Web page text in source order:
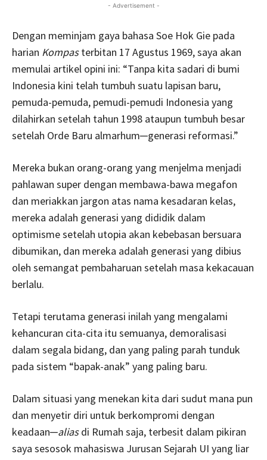
- Advertisement -
Dengan meminjam gaya bahasa Soe Hok Gie pada
harian Kompasterbitan 17 Agustus 1969, saya akan
memulai artikel opini ini: “Tanpa kita sadari di bumi
Indonesia kini telah tumbuh suatu lapisan baru,
pemuda-pemuda, pemudi-pemudi Indonesia yang
dilahirkan setelah tahun 1998 ataupun tumbuh besar
setelah Orde Baru almarhum─generasi reformasi.”
Mereka bukan orang-orang yang menjelma menjadi
pahlawan super dengan membawa-bawa megafon
dan meriakkan jargon atas nama kesadaran kelas,
mereka adalah generasi yang dididik dalam
optimisme setelah utopia akan kebebasan bersuara
dibumikan, dan mereka adalah generasi yang dibius
oleh semangat pembaharuan setelah masa kekacauan
berlalu.
Tetapi terutama generasi inilah yang mengalami
kehancuran cita-cita itu semuanya, demoralisasi
dalam segala bidang, dan yang paling parah tunduk
pada sistem “bapak-anak” yang paling baru.
Dalam situasi yang menekan kita dari sudut mana pun
dan menyetir diri untuk berkompromi dengan
keadaan─aliasdi Rumah saja, terbesit dalam pikiran
saya sesosok mahasiswa Jurusan Sejarah UI yang liar